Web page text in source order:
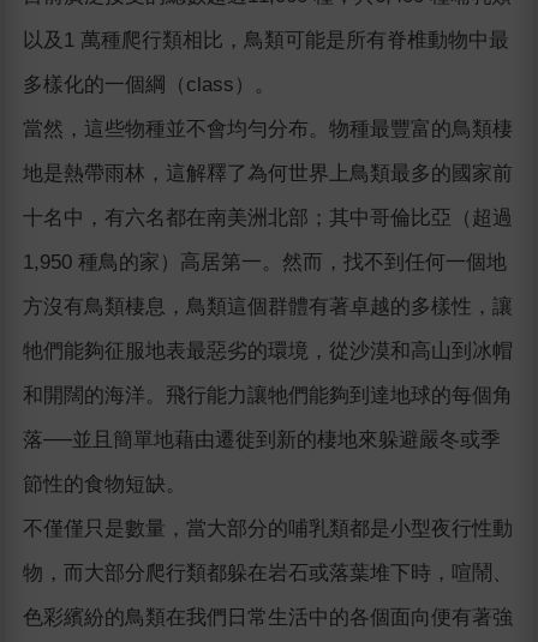
以及1 萬種爬行類相比，鳥類可能是所有脊椎動物中最
多樣化的一個綱（class）。
當然，這些物種並不會均勻分布。物種最豐富的鳥類棲
地是熱帶雨林，這解釋了為何世界上鳥類最多的國家前
十名中，有六名都在南美洲北部；其中哥倫比亞（超過
1,950 種鳥的家）高居第一。然而，找不到任何一個地
方沒有鳥類棲息，鳥類這個群體有著卓越的多樣性，讓
牠們能夠征服地表最惡劣的環境，從沙漠和高山到冰帽
和開闊的海洋。飛行能力讓牠們能夠到達地球的每個角
落──並且簡單地藉由遷徙到新的棲地來躲避嚴冬或季
節性的食物短缺。
不僅僅只是數量，當大部分的哺乳類都是小型夜行性動
物，而大部分爬行類都躲在岩石或落葉堆下時，喧鬧、
色彩繽紛的鳥類在我們日常生活中的各個面向便有著強